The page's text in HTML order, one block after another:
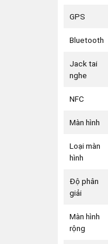
GPS
Bluetooth
Jack tai
nghe
NFC
Màn hình
Loại màn
hình
Độ phân
giải
Màn hình
rộng